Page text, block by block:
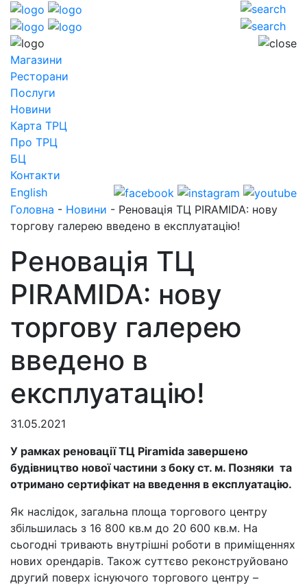
Магазини
Ресторани
Послуги
Новини
Карта ТРЦ
Про ТРЦ
БЦ
Контакти
English
Головна - Новини - Реновація ТЦ PIRAMIDA: нову
торгову галерею введено в експлуатацію!
Реновація ТЦ
PIRAMIDA: нову
торгову галерею
введено в
експлуатацію!
31.05.2021
У рамках реновації ТЦ Piramida завершено
будівництво нової частини з боку ст. м. Позняки та
отримано сертифікат на введення в експлуатацію.
Як наслідок, загальна площа торгового центру
збільшилась з 16 800 кв.м до 20 600 кв.м. На
сьогодні тривають внутрішні роботи в приміщеннях
нових орендарів. Також суттєво реконструйовано
другий поверх існуючого торгового центру –